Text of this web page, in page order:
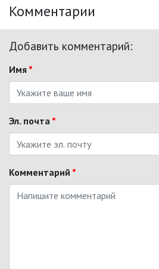
Комментарии
Добавить комментарий:
Имя *
Эл. почта *
Комментарий *